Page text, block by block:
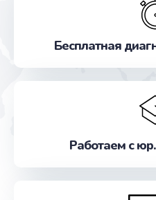
Бесплатная
Работаем с